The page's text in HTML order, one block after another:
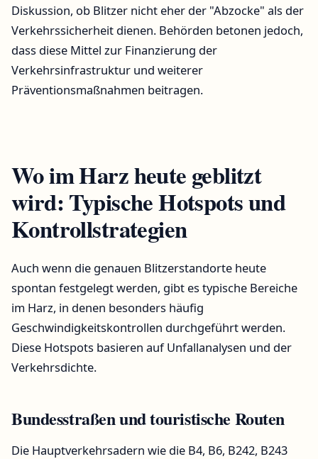
Diskussion, ob Blitzer nicht eher der "Abzocke" als der
Verkehrssicherheit dienen. Behörden betonen jedoch,
dass diese Mittel zur Finanzierung der
Verkehrsinfrastruktur und weiterer
Präventionsmaßnahmen beitragen.
Wo im Harz heute geblitzt
wird: Typische Hotspots und
Kontrollstrategien
Auch wenn die genauen Blitzerstandorte heute
spontan festgelegt werden, gibt es typische Bereiche
im Harz, in denen besonders häufig
Geschwindigkeitskontrollen durchgeführt werden.
Diese Hotspots basieren auf Unfallanalysen und der
Verkehrsdichte.
Bundesstraßen und touristische Routen
Die Hauptverkehrsadern wie die B4, B6, B242, B243